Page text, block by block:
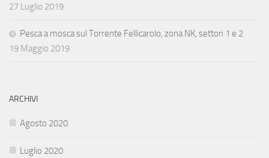
27 Luglio 2019
Pesca a mosca sul Torrente Fellicarolo, zona NK, settori 1 e 2
19 Maggio 2019
ARCHIVI
Agosto 2020
Luglio 2020